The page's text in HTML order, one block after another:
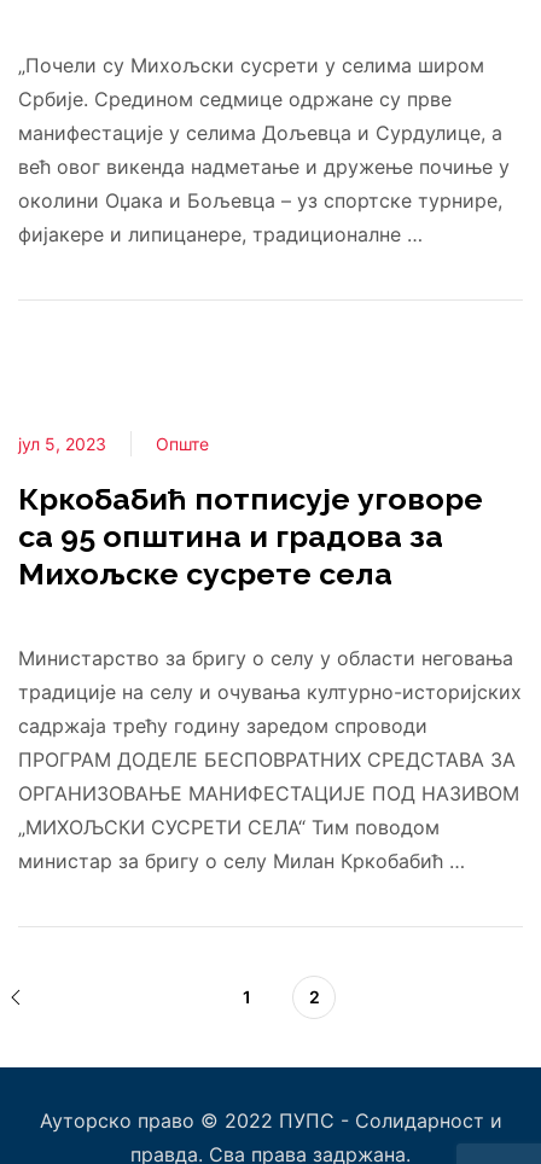
„Почели су Михољски сусрети у селима широм
Србије. Средином седмице одржане су прве
манифестације у селима Дољевца и Сурдулице, а
већ овог викенда надметање и дружење почиње у
околини Оџака и Бољевца – уз спортске турнире,
фијакере и липицанере, традиционалне …
јул 5, 2023 Опште
Кркобабић потписује уговоре
са 95 општина и градова за
Михољске сусрете села
Министарство за бригу о селу у области неговања
традиције на селу и очувања културно-историјских
садржаја трећу годину заредом спроводи
ПРОГРАМ ДОДЕЛЕ БЕСПОВРАТНИХ СРЕДСТАВА ЗА
ОРГАНИЗОВАЊЕ МАНИФЕСТАЦИЈЕ ПОД НАЗИВОМ
„МИХОЉСКИ СУСРЕТИ СЕЛА“ Тим поводом
министар за бригу о селу Милан Кркобабић …
1 2
Ауторско право © 2022 ПУПС - Солидарност и
правда. Сва права задржана.